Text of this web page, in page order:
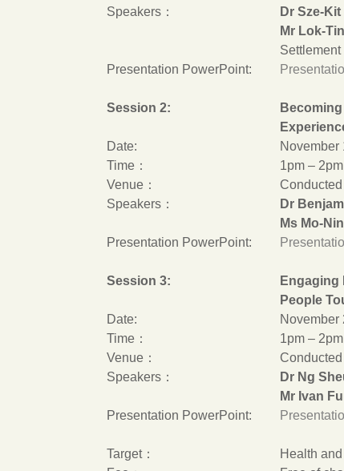
Speakers：
Dr Sze-Kit
Mr Lok-
Settlement
Presentation PowerPoint:
Session 2:
Date:
November
Time：
1pm – 2pm
Venue：
Speakers：
Dr
Ms Mo-
Presentation PowerPoint:
Session 3:
Engaging
People
Date:
November
Time：
1pm – 2pm
Venue：
Speakers：
Dr Ng
Mr Ivan
Presentation PowerPoint:
Target：
Health